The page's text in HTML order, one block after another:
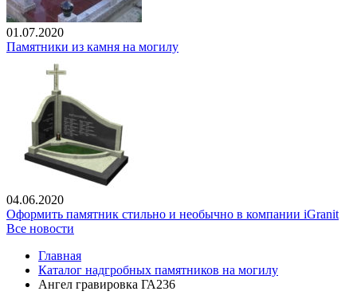
01.07.2020
Памятники из камня на могилу
04.06.2020
Оформить памятник стильно и необычно в компании iGranit
Все новости
Главная
Каталог надгробных памятников на могилу
Ангел гравировка ГА236